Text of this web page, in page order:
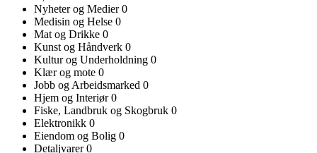
Nyheter og Medier0
Medisin og Helse 0
Mat og Drikke 0
Kunst og Håndverk 0
Kultur og Underholdning 0
Klær og mote 0
Jobb og Arbeidsmarked 0
Hjem og Interiør0
Fiske, Landbruk og Skogbruk 0
Elektronikk 0
Eiendom og Bolig 0
Detaljvarer0